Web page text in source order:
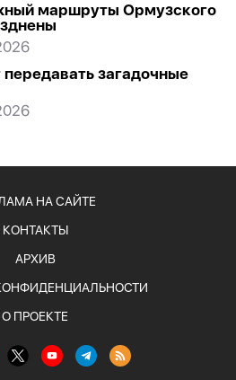
маршруты Ормузского
загадочные
НА САЙТЕ
КОНТАКТЫ
АРХИВ
О ПРОЕКТЕ